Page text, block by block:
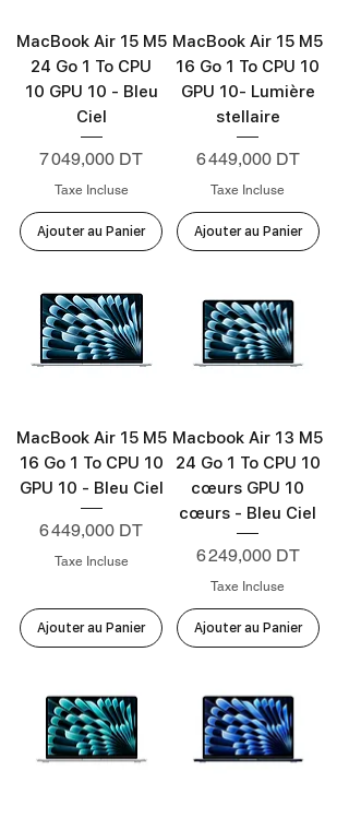
MacBook Air 15 M5
24 Go 1 To CPU
10 GPU 10 - Bleu
Ciel
Prix
7 049,000 DT
Taxe Incluse
Ajouter au Panier
MacBook Air 15 M5
16 Go 1 To CPU 10
GPU 10- Lumière
stellaire
Prix
6 449,000 DT
Taxe Incluse
Ajouter au Panier
MacBook Air 15 M5
16 Go 1 To CPU 10
GPU 10 - Bleu Ciel
Prix
6 449,000 DT
Taxe Incluse
Ajouter au Panier
Macbook Air 13 M5
24 Go 1 To CPU 10
cœurs GPU 10
cœurs - Bleu Ciel
Prix
6 249,000 DT
Taxe Incluse
Ajouter au Panier